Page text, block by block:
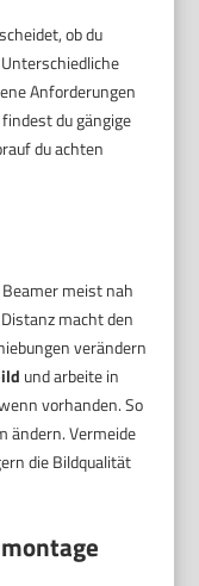
ob du
Anforderungen
du gängige
du achten
meist nah
macht den
verändern
und arbeite in
vorhanden. So
ändern. Vermeide
die Bildqualität